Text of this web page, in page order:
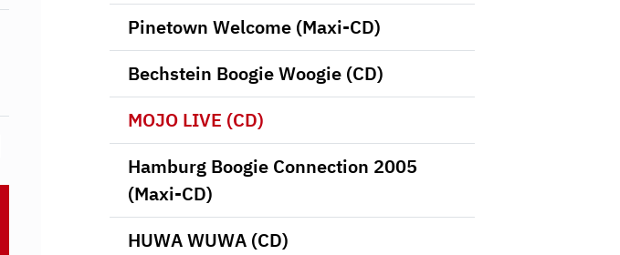
Pinetown Welcome (Maxi-CD)
Bechstein Boogie Woogie (CD)
MOJO LIVE (CD)
Hamburg Boogie Connection 2005
(Maxi-CD)
HUWA WUWA (CD)